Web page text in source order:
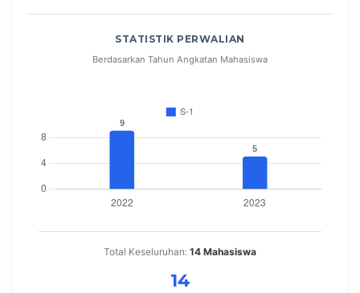
STATISTIK PERWALIAN
Berdasarkan Tahun Angkatan Mahasiswa
Total Keseluruhan: 14 Mahasiswa
14